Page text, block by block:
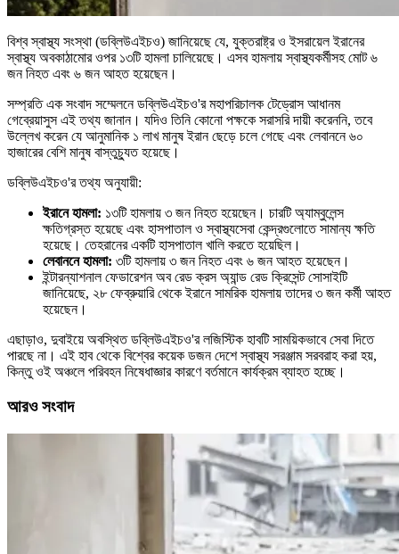
বিশ্ব স্বাস্থ্য সংস্থা (ডব্লিউএইচও) জানিয়েছে যে, যুক্তরাষ্ট্র ও ইসরায়েল ইরানের
স্বাস্থ্য অবকাঠামোর ওপর ১৩টি হামলা চালিয়েছে। এসব হামলায় স্বাস্থ্যকর্মীসহ মোট ৬
জন নিহত এবং ৬ জন আহত হয়েছেন।
সম্প্রতি এক সংবাদ সম্মেলনে ডব্লিউএইচও'র মহাপরিচালক টেড্রোস আধানম
গেব্রেয়াসুস এই তথ্য জানান। যদিও তিনি কোনো পক্ষকে সরাসরি দায়ী করেননি, তবে
উল্লেখ করেন যে আনুমানিক ১ লাখ মানুষ ইরান ছেড়ে চলে গেছে এবং লেবাননে ৬০
হাজারের বেশি মানুষ বাস্তুচ্যুত হয়েছে।
ডব্লিউএইচও'র তথ্য অনুযায়ী:
ইরানে হামলা: ১৩টি হামলায় ৩ জন নিহত হয়েছেন। চারটি অ্যাম্বুলেন্স
ক্ষতিগ্রস্ত হয়েছে এবং হাসপাতাল ও স্বাস্থ্যসেবা কেন্দ্রগুলোতে সামান্য ক্ষতি
হয়েছে। তেহরানের একটি হাসপাতাল খালি করতে হয়েছিল।
লেবাননে হামলা: ৩টি হামলায় ৩ জন নিহত এবং ৬ জন আহত হয়েছেন।
ইন্টারন্যাশনাল ফেডারেশন অব রেড ক্রস অ্যান্ড রেড ক্রিসেন্ট সোসাইটি
জানিয়েছে, ২৮ ফেব্রুয়ারি থেকে ইরানে সামরিক হামলায় তাদের ৩ জন কর্মী আহত
হয়েছেন।
এছাড়াও, দুবাইয়ে অবস্থিত ডব্লিউএইচও'র লজিস্টিক হাবটি সাময়িকভাবে সেবা দিতে
পারছে না। এই হাব থেকে বিশ্বের কয়েক ডজন দেশে স্বাস্থ্য সরঞ্জাম সরবরাহ করা হয়,
কিন্তু ওই অঞ্চলে পরিবহন নিষেধাজ্ঞার কারণে বর্তমানে কার্যক্রম ব্যাহত হচ্ছে।
আরও সংবাদ